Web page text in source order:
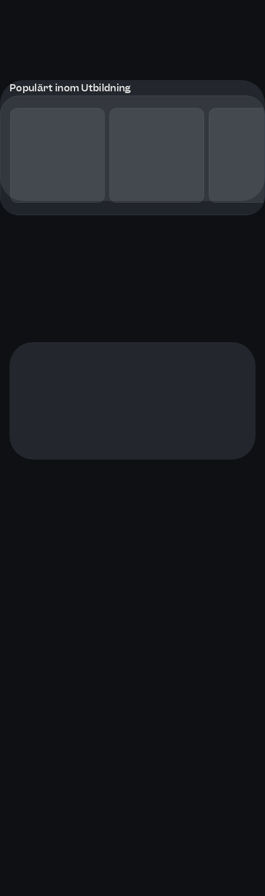
Populärt inom Utbildning